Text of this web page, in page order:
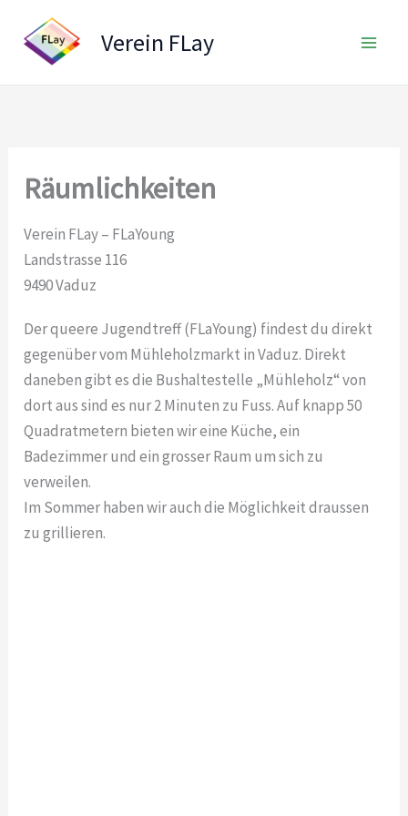
Inhalt
springen
Verein FLay
Räumlichkeiten
Verein FLay – FLaYoung
Landstrasse 116
9490 Vaduz
Der queere Jugendtreff (FLaYoung) findest du direkt
gegenüber vom Mühleholzmarkt in Vaduz. Direkt
daneben gibt es die Bushaltestelle „Mühleholz“ von
dort aus sind es nur 2 Minuten zu Fuss. Auf knapp 50
Quadratmetern bieten wir eine Küche, ein
Badezimmer und ein grosser Raum um sich zu
verweilen.
Im Sommer haben wir auch die Möglichkeit draussen
zu grillieren.